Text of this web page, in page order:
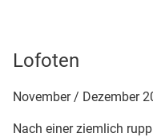
Lofoten
November / Dezember
Nach einer ziemlich